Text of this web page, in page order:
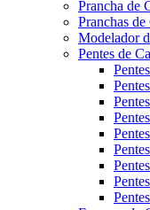
Prancha de
Pranchas
Modelador
Pentes de